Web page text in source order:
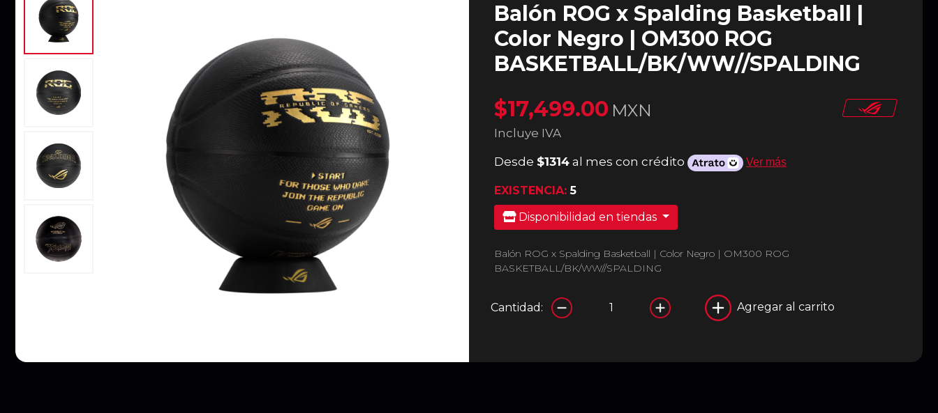
Balón ROG x Spalding Basketball |
Color Negro | OM300 ROG
BASKETBALL/BK/WW//SPALDING
$17,499.00 MXN
Incluye IVA
Desde $1314 al mes con crédito Ver más
EXISTENCIA:5
Disponibilidad en tiendas
Balón ROG x Spalding Basketball | Color Negro | OM300 ROG
BASKETBALL/BK/WW//SPALDING
Cantidad: Agregar al carrito